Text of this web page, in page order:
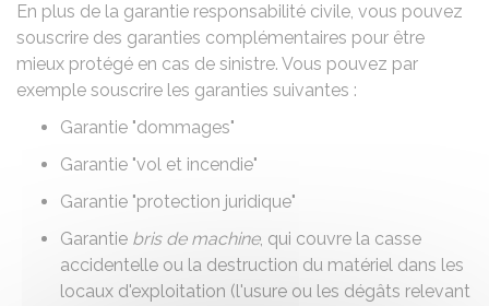
En plus de la garantie responsabilité civile, vous pouvez
souscrire des garanties complémentaires pour être
mieux protégé en cas de sinistre. Vous pouvez par
exemple souscrire les garanties suivantes :
Garantie "dommages"
Garantie "vol et incendie"
Garantie "protection juridique"
Garantie bris de machine, qui couvre la casse
accidentelle ou la destruction du matériel dans les
locaux d'exploitation (l'usure ou les dégâts relevant